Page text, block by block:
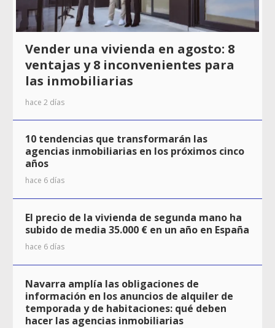
Vender una vivienda en agosto: 8
ventajas y 8 inconvenientes para
las inmobiliarias
hace 2 días
10 tendencias que transformarán las
agencias inmobiliarias en los próximos cinco
años
hace 6 días
El precio de la vivienda de segunda mano ha
subido de media 35.000 € en un año en España
hace 6 días
Navarra amplía las obligaciones de
información en los anuncios de alquiler de
temporada y de habitaciones: qué deben
hacer las agencias inmobiliarias